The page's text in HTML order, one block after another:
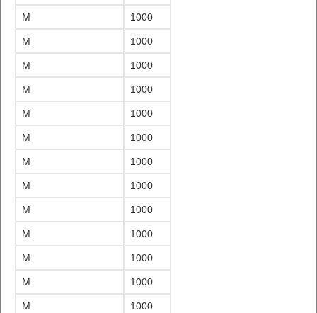
M 1000
M 1000
M 1000
M 1000
M 1000
M 1000
M 1000
M 1000
M 1000
M 1000
M 1000
M 1000
M 1000